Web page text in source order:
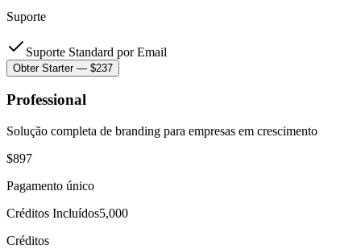
Suporte
Suporte Standard por Email
Obter Starter — $237
Professional
Solução completa de branding para empresas em crescimento
$897
Pagamento único
Créditos Incluídos5,000
Créditos